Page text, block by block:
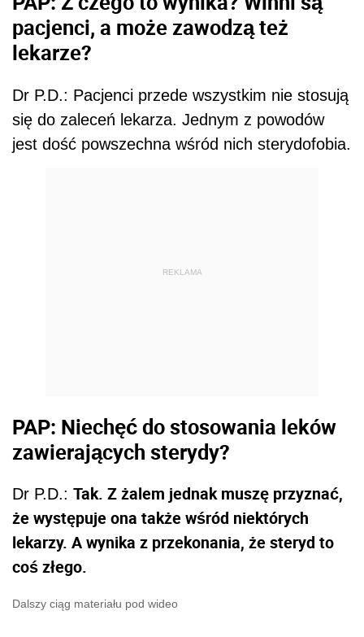
pacjenci, a może zawodzą też
lekarze?
Dr P.D.: Pacjenci przede wszystkim nie stosują
się do zaleceń lekarza. Jednym z powodów
jest dość powszechna wśród nich sterydofobia.
REKLAMA
PAP: Niechęć do stosowania leków
zawierających sterydy?
Dr P.D.: Tak. Z żalem jednak muszę przyznać,
że występuje ona także wśród niektórych
lekarzy. A wynika z przekonania, że steryd to
coś złego.
Dalszy ciąg materiału pod wideo